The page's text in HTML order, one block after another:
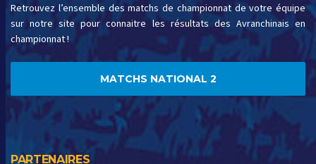
Retrouvez l’ensemble des matchs de championnat de votre équipe
sur notre site pour connaitre les résultats des Avranchinais en
championnat !
MATCHS NATIONAL 2
PARTENAIRES